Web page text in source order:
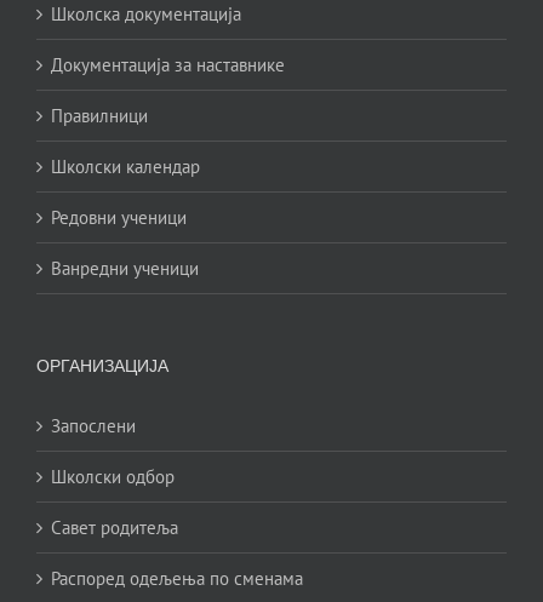
Школска документација
Документација за наставнике
Правилници
Школски календар
Редовни ученици
Ванредни ученици
ОРГАНИЗАЦИЈА
Запослени
Школски одбор
Савет родитеља
Распоред одељења по сменама